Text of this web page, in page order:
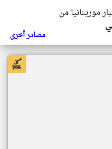
موريتانيا من
مصادر أخرى